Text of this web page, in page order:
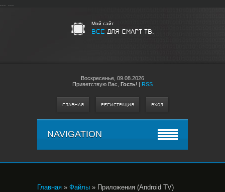
... ...
Мой сайт
ВСЕ ДЛЯ СМАРТ ТВ.
Воскресенье, 09.08.2026
Приветствую Вас Гость! | RSS
ГЛАВНАЯ РЕГИСТРАЦИЯ ВХОД
NAVIGATION
Главная » Файлы » Приложения (Android TV)